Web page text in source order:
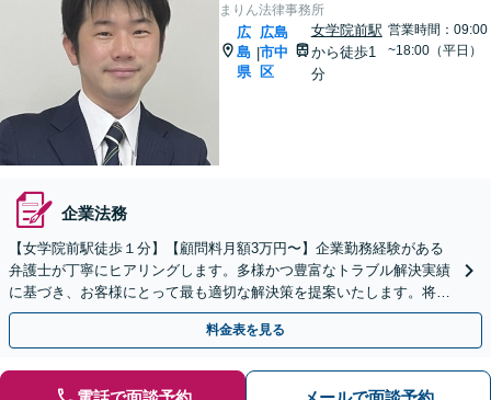
まりん法律事務所
広
島
県
|
広島
市中
区
女学院前駅
から徒歩1
分
営業時間：09:00
~18:00（平日）
企業法務
【女学院前駅徒歩１分】【顧問料月額3万円〜】企業勤務経験がある
弁護士が丁寧にヒアリングします。多様かつ豊富なトラブル解決実績
に基づき、お客様にとって最も適切な解決策を提案いたします。将来
の同種トラブル防止のための提案も行います。
料金表を見る